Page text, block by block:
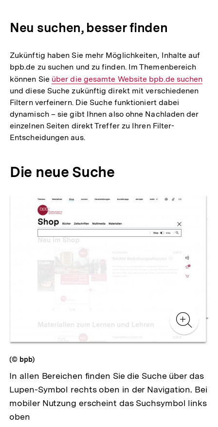
Neu suchen, besser finden
Zukünftig haben Sie mehr Möglichkeiten, Inhalte auf
bpb.de zu suchen und zu finden. Im Themenbereich
können Sie Interner
Link:
über die gesamte Website bpb.de suchen
und diese Suche zukünftig direkt mit verschiedenen
Filtern verfeinern. Die Suche funktioniert dabei
dynamisch – sie gibt Ihnen also ohne Nachladen der
einzelnen Seiten direkt Treffer zu Ihren Filter-
Entscheidungen aus.
Die neue Suche
Inhaltskarussell
überspringen
Zur
Galerieansicht
(© bpb)
In allen Bereichen finden Sie die Suche über das
Lupen-Symbol rechts oben in der Navigation. Bei
mobiler Nutzung erscheint das Suchsymbol links
oben